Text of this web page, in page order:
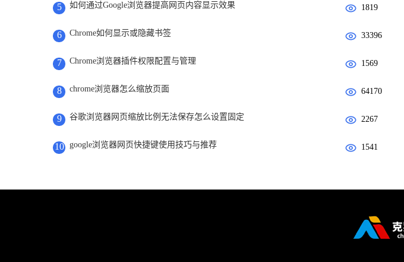
5 如何通过Google浏览器提高网页内容显示效果 1819
6 Chrome如何显示或隐藏书签 33396
7 Chrome浏览器插件权限配置与管理 1569
8 chrome浏览器怎么缩放页面 64170
9 谷歌浏览器网页缩放比例无法保存怎么设置固定 2267
10 google浏览器网页快捷键使用技巧与推荐 1541